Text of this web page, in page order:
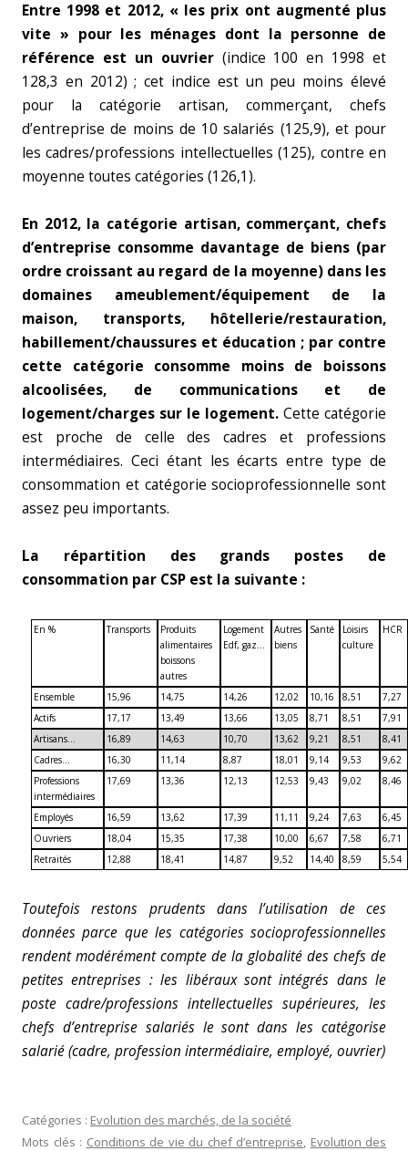
Entre 1998 et 2012, « les prix ont augmenté plus
vite » pour les ménages dont la personne de
référence est un ouvrier(indice 100 en 1998 et
128,3 en 2012) ; cet indice est un peu moins élevé
pour la catégorie artisan, commerçant, chefs
d’entreprise de moins de 10 salariés (125,9), et pour
les cadres/professions intellectuelles (125), contre en
moyenne toutes catégories (126,1).
En 2012, la catégorie artisan, commerçant, chefs
d’entreprise consomme davantage de biens (par
ordre croissant au regard de la moyenne) dans les
domaines ameublement/équipement de la
maison, transports, hôtellerie/restauration,
habillement/chaussures et éducation ; par contre
cette catégorie consomme moins de boissons
alcoolisées, de communications et de
logement/charges sur le logement. Cette catégorie
est proche de celle des cadres et professions
intermédiaires. Ceci étant les écarts entre type de
consommation et catégorie socioprofessionnelle sont
assez peu importants.
La répartition des grands postes de
consommation par CSP est la suivante :
En % Transports
Produits
alimentaires
boissons
autres
Logement
Edf, gaz…
Autres
biens
Santé
Loisirs
culture
HCR
Ensemble 15,96 14,75 14,26 12,02 10,16 8,51
7,27
Actifs
17,17 13,49 13,66 13,05 8,71 8,51
7,91
Artisans…
16,89 14,63 10,70 13,62 9,21 8,51
8,41
Cadres…
16,30 11,14 8,87 18,01 9,14 9,53
9,62
Professions
intermédiaires
17,69 13,36 12,13 12,53 9,43 9,02 8,46
Employés 16,59 13,62 17,39 11,11 9,24 7,63
6,45
Ouvriers
18,04 15,35 17,38 10,00 6,67 7,58
6,71
Retraités
12,88 18,41 14,87 9,52 14,40 8,59 5,54
Toutefois restons prudents dans l’utilisation de ces
données parce que les catégories socioprofessionnelles
rendent modérément compte de la globalité des chefs de
petites entreprises : les libéraux sont intégrés dans le
poste cadre/professions intellectuelles supérieures, les
chefs d’entreprise salariés le sont dans les catégorise
salarié (cadre, profession intermédiaire, employé, ouvrier)
Catégories : Evolution des marchés, de la société
Mots clés : Conditions de vie du chef d’entreprise, Evolution des